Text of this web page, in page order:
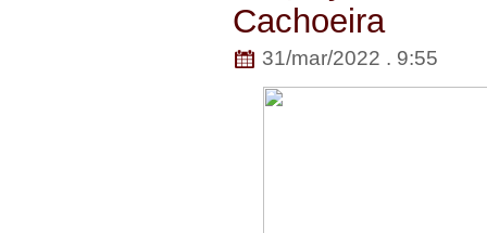
Cachoeira
31/mar/2022 . 9:55